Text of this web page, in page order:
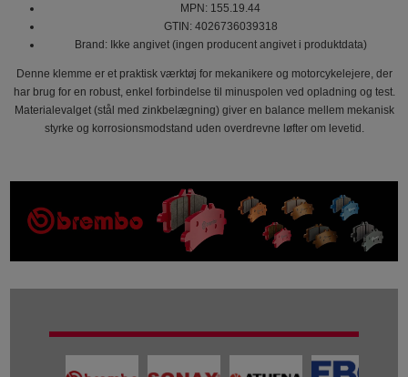
MPN: 155.19.44
GTIN: 4026736039318
Brand: Ikke angivet (ingen producent angivet i produktdata)
Denne klemme er et praktisk værktøj for mekanikere og motorcykelejere, der
har brug for en robust, enkel forbindelse til minuspolen ved opladning og test.
Materialevalget (stål med zinkbelægning) giver en balance mellem mekanisk
styrke og korrosionsmodstand uden overdrevne løfter om levetid.